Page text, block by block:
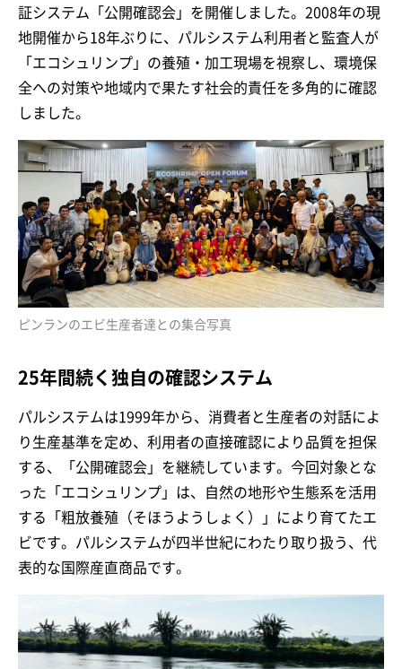
証システム「公開確認会」を開催しました。2008年の現
地開催から18年ぶりに、パルシステム利用者と監査人が
「エコシュリンプ」の養殖・加工現場を視察し、環境保
全への対策や地域内で果たす社会的責任を多角的に確認
しました。
ピンランのエビ生産者達との集合写真
25年間続く独自の確認システム
パルシステムは1999年から、消費者と生産者の対話によ
り生産基準を定め、利用者の直接確認により品質を担保
する、「公開確認会」を継続しています。今回対象とな
った「エコシュリンプ」は、自然の地形や生態系を活用
する「粗放養殖（そほうようしょく）」により育てたエ
ビです。パルシステムが四半世紀にわたり取り扱う、代
表的な国際産直商品です。